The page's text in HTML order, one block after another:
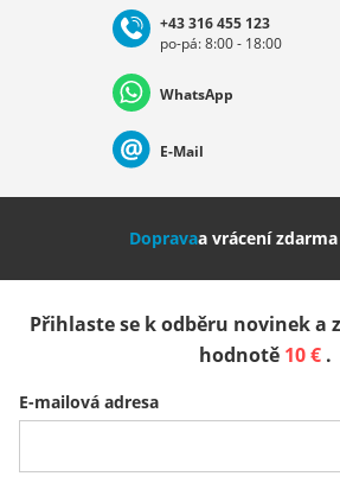
Deutschland Österreich
Nederland Italia (Italiano)
Slovenija
Belgique (Français) Danmark
Všechny země
+43 316 455 123
po-pá: 8:00 - 18:00
WhatsApp
E-Mail
Dopravaa vrácení
Přihlaste se k odběru novinek a
hodnotě 10 € .
E-mailová adresa